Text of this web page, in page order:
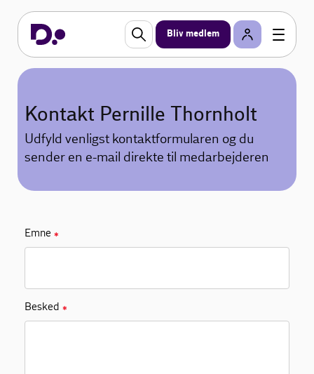
Bliv medlem
Kontakt Pernille Thornholt
Udfyld venligst kontaktformularen og du
sender en e-mail direkte til medarbejderen
Emne ✱
Besked ✱